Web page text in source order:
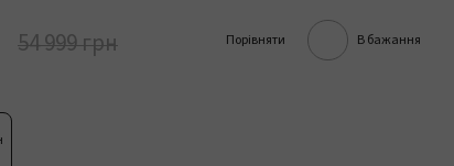
54 999 грн Порівняти В бажання